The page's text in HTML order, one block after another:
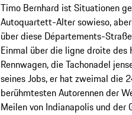
Timo Bernhard ist Situationen
Autoquartett-Alter sowieso,
über diese Départements-
Einmal über die ligne droite des
Rennwagen, die Tachonadel
seines Jobs, er hat zweimal die
berühmtesten Autorennen der
Meilen von Indianapolis und der